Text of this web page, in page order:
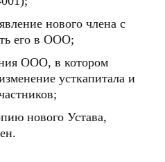
нового члена с
его в ООО;
ООО, в котором
усткапитала и
нового Устава,